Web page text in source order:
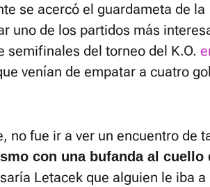
se acercó el guardameta de la
uno de los partidos más
semifinales del torneo del K.O.
venían de empatar a cuatro
no fue ir a ver un encuentro de
con una bufanda al cuello
Letacek que alguien le iba a